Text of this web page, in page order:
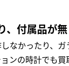
、付属品が
なかったり、ガ
ンの時計でも買